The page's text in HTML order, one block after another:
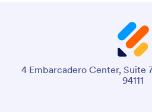
4 Embarcadero Center, Suite
94111